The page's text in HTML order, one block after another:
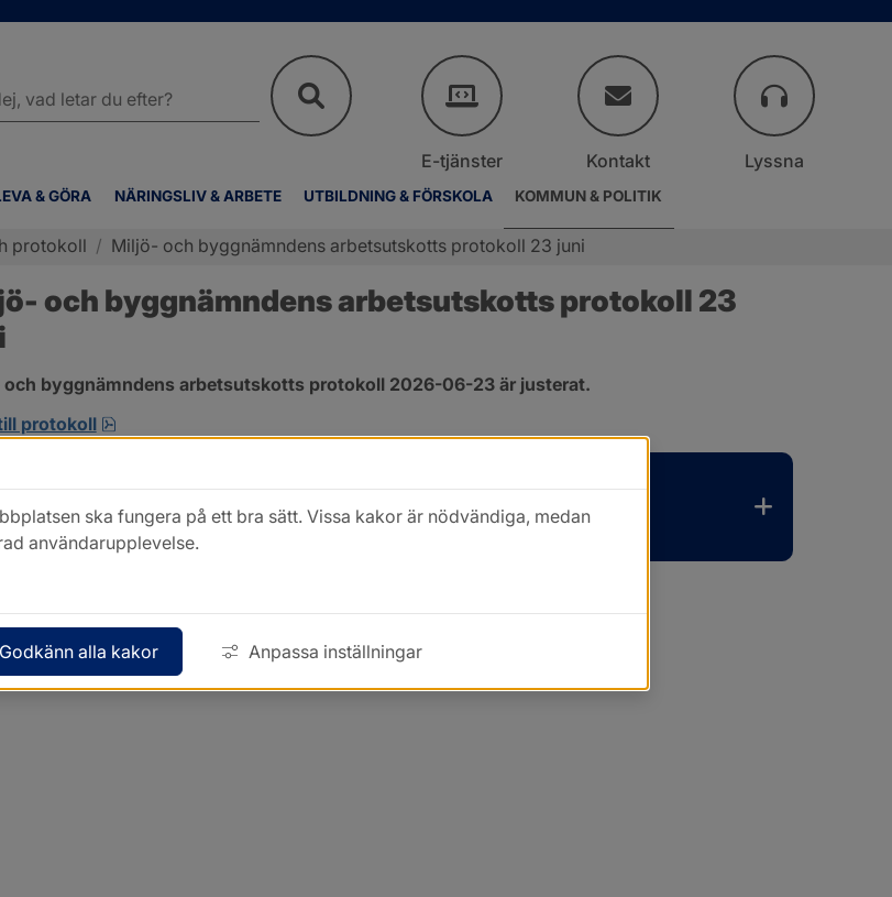
& GÖRA NÄRINGSLIV & ARBETE UTBILDNING & FÖRSKOLA KOMMUN & POLITIK
E-tjänster Kontakt Lyssna
protokoll / Miljö- och byggnämndens arbetsutskotts protokoll 23 juni
och byggnämndens arbetsutskotts protokoll 23
och byggnämndens arbetsutskotts protokoll 2026-06-23 är justerat.
protokoll
pdf, 692.2 kB, öppnas i nytt fönster.
ska fungera på ett bra sätt. Vissa kakor är nödvändiga, medan
användarupplevelse.
Godkänn alla kakor Anpassa inställningar